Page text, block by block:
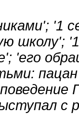
'1
школу';
'его
с